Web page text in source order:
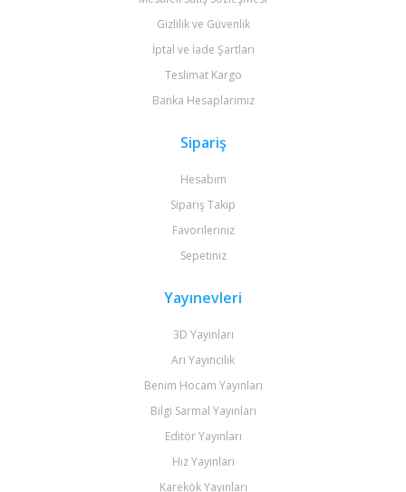
Gizlilik ve Güvenlik
İptal ve İade Şartları
Teslimat Kargo
Banka Hesaplarımız
Sipariş
Hesabım
Sipariş Takip
Favorileriniz
Sepetiniz
Yayınevleri
3D Yayınları
Arı Yayıncılık
Benim Hocam Yayınları
Bilgi Sarmal Yayınları
Editör Yayınları
Hız Yayınları
Karekök Yayınları